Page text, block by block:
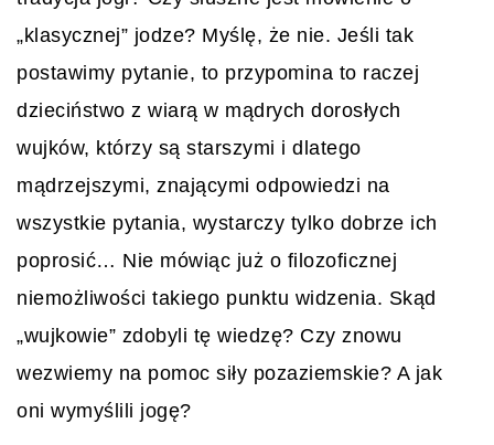
„klasycznej” jodze? Myślę, że nie. Jeśli tak
postawimy pytanie, to przypomina to raczej
dzieciństwo z wiarą w mądrych dorosłych
wujków, którzy są starszymi i dlatego
mądrzejszymi, znającymi odpowiedzi na
wszystkie pytania, wystarczy tylko dobrze ich
poprosić… Nie mówiąc już o filozoficznej
niemożliwości takiego punktu widzenia. Skąd
„wujkowie” zdobyli tę wiedzę? Czy znowu
wezwiemy na pomoc siły pozaziemskie? A jak
oni wymyślili jogę?